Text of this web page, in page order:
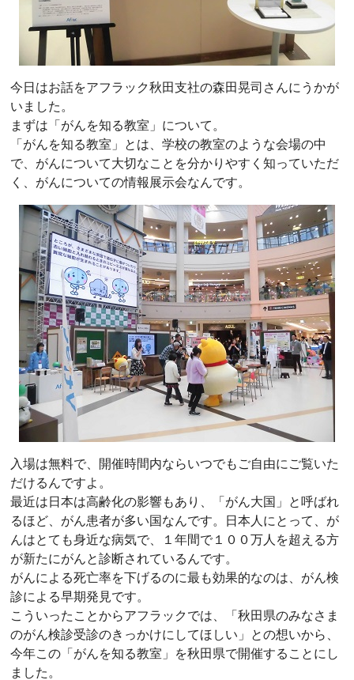
今日はお話をアフラック秋田支社の森田晃司さんにうかが
いました。
まずは「がんを知る教室」について。
「がんを知る教室」とは、学校の教室のような会場の中
で、がんについて大切なことを分かりやすく知っていただ
く、がんについての情報展示会なんです。
入場は無料で、開催時間内ならいつでもご自由にご覧いた
だけるんですよ。
最近は日本は高齢化の影響もあり、「がん大国」と呼ばれ
るほど、がん患者が多い国なんです。日本人にとって、が
んはとても身近な病気で、１年間で１００万人を超える方
が新たにがんと診断されているんです。
がんによる死亡率を下げるのに最も効果的なのは、がん検
診による早期発見です。
こういったことからアフラックでは、「秋田県のみなさま
のがん検診受診のきっかけにしてほしい」との想いから、
今年この「がんを知る教室」を秋田県で開催することにし
ました。